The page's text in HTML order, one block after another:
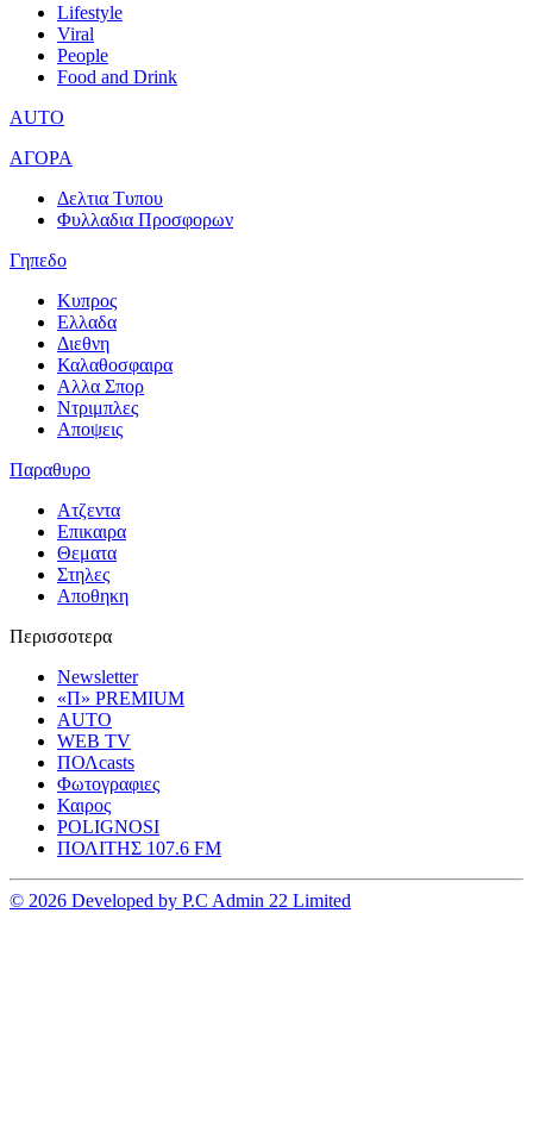
Lifestyle
Viral
People
Food and Drink
AUTO
ΑΓΟΡΑ
Δελτια Τυπου
Φυλλαδια Προσφορων
Γηπεδο
Κυπρος
Ελλαδα
Διεθνη
Καλαθοσφαιρα
Αλλα Σπορ
Ντριμπλες
Αποψεις
Παραθυρο
Ατζεντα
Επικαιρα
Θεματα
Στηλες
Αποθηκη
Περισσοτερα
Newsletter
«Π» PREMIUM
AUTO
WEB TV
ΠΟΛcasts
Φωτογραφιες
Καιρος
POLIGNOSI
ΠΟΛΙΤΗΣ 107.6 FM
© 2026 Developed by P.C Admin 22 Limited